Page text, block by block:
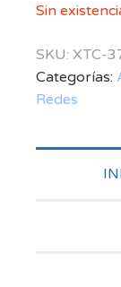
Sin
SKU: XTC-
Categorías:
Redes